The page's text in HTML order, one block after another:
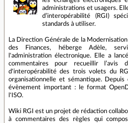
administrations et usagers.
d’interopérabilité (RGI)
standards à utiliser.
La Direction Générale de la
des Finances, héberge Adèle,
l'administration électronique. Elle a
commentaires pour recueillir l’avis
d'interopérabilité des trois volets du
organisationnelle et sémantique.
évènement important : le format
l'ISO.
Wiki RGI est un projet de rédaction
à commentaires des règles qui